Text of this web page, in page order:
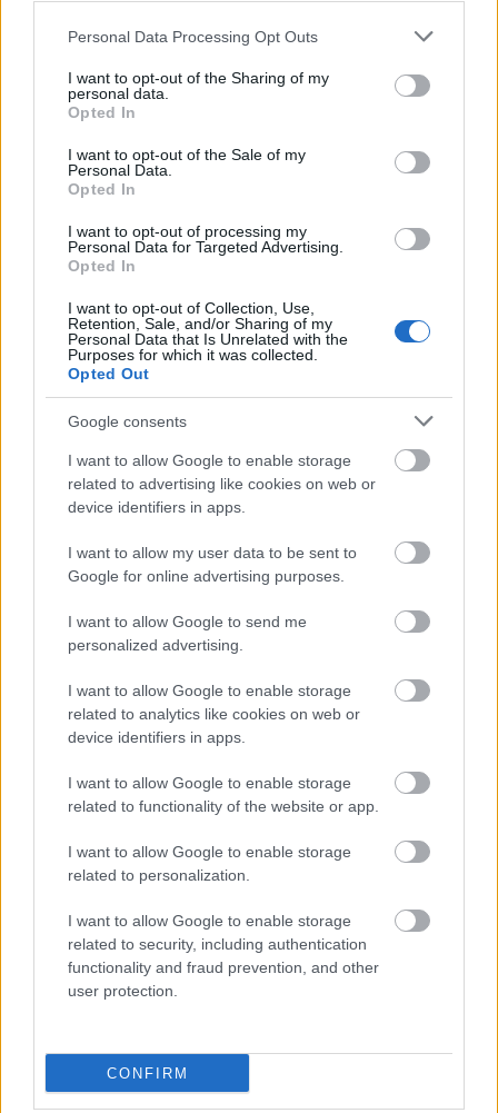
Please note that this website/app uses one or more Google
not limited to your visit or usage behaviour. You may click to
grant or deny consent to Google and its third-party tags to
use your data for below specified purposes in below Google
consent section.
Personal Data Processing Opt Outs
I want to opt-out of the Sharing of my
personal data.
Opted In
I want to opt-out of the Sale of my
Personal Data.
Opted In
I want to opt-out of processing my
Personal Data for Targeted Advertising.
Opted In
I want to opt-out of Collection, Use,
Retention, Sale, and/or Sharing of my
Personal Data that Is Unrelated with the
Purposes for which it was collected.
Opted Out
Google consents
I want to allow Google to enable storage
related to advertising like cookies on web or
device identifiers in apps.
I want to allow my user data to be sent to
Google for online advertising purposes.
I want to allow Google to send me
personalized advertising.
I want to allow Google to enable storage
related to analytics like cookies on web or
device identifiers in apps.
I want to allow Google to enable storage
related to functionality of the website or app.
I want to allow Google to enable storage
related to personalization.
I want to allow Google to enable storage
related to security, including authentication
functionality and fraud prevention, and other
user protection.
CONFIRM
Szerdán Iggy Pop a Budapest
coffinshaker•2019. július 23.
Egy legenda tér vissza Budapestre Iggy Pop
személyében.
Bruce Springsteen: Western Stars
(lemezkritika)
coffinshaker•2019. július 20.
Miután a Recorder magazin 73. számában átvettük a
legnagyobb sikereket, a fontos mérföldköveket, a
legmeghatározóbb alkotótársakat és a kínos
közjátékokat A Főnök életművéből, a 74. számban
Stars című új lemezéről.